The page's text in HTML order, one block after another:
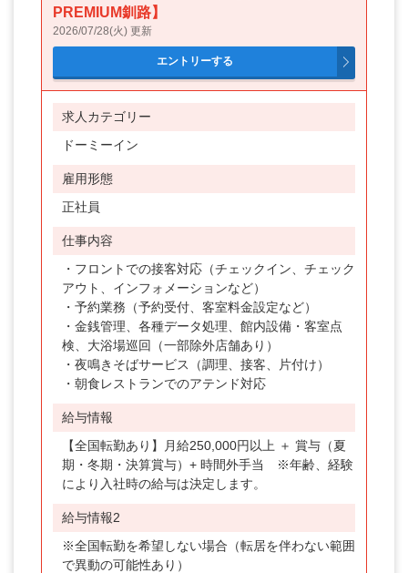
PREMIUM釧路】
2026/07/28(火) 更新
求人カテゴリー
ドーミーイン
雇用形態
正社員
仕事内容
・フロントでの接客対応（チェックイン、チェック
アウト、インフォメーションなど）
・予約業務（予約受付、客室料金設定など）
・金銭管理、各種データ処理、館内設備・客室点
検、大浴場巡回（一部除外店舗あり）
・夜鳴きそばサービス（調理、接客、片付け）
・朝食レストランでのアテンド対応
給与情報
【全国転勤あり】月給250,000円以上 ＋ 賞与（夏
期・冬期・決算賞与）+ 時間外手当 ※年齢、経験
により入社時の給与は決定します。
給与情報2
※全国転勤を希望しない場合（転居を伴わない範囲
で異動の可能性あり）